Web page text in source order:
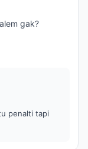
gak?
penalti tapi